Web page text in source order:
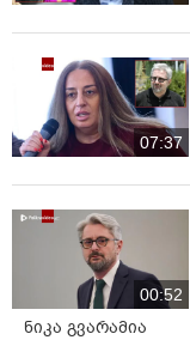
07:37
00:52
ნიკა გვარამია